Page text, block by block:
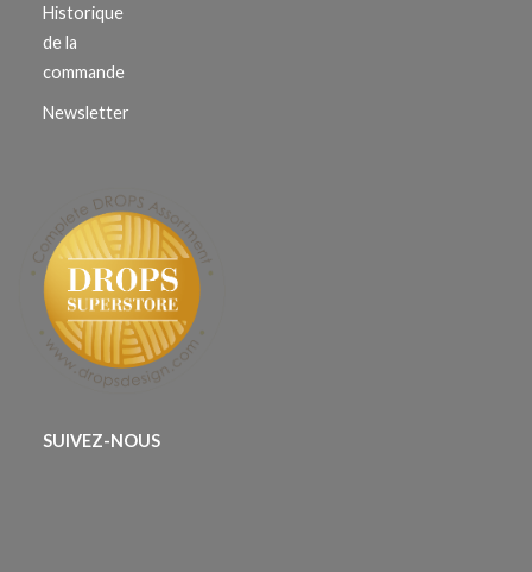
Historique
de la
commande
Newsletter
SUIVEZ-NOUS